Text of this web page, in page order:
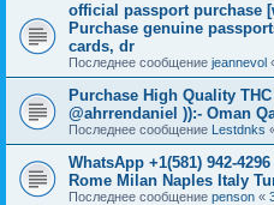
official passport purchase
Purchase genuine
cards, dr
Последнее сообщение jeannevol
Purchase High Quality
@ahrrendaniel )):- Oman
Последнее сообщение Lestdnks
WhatsApp +1(581) 942-
Rome Milan Naples Italy
Последнее сообщение penson «